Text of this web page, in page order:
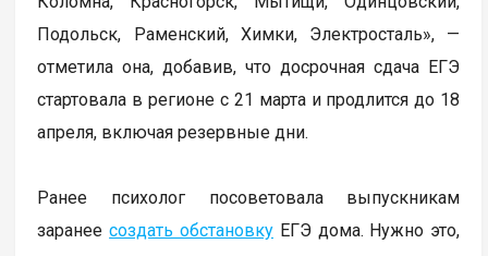
Подольск, Раменский, Химки, Электросталь», —
отметила она, добавив, что досрочная сдача ЕГЭ
стартовала в регионе с 21 марта и продлится до 18
апреля, включая резервные дни.
Ранее психолог посоветовала выпускникам
заранеесоздать обстановкуЕГЭ дома. Нужно это,